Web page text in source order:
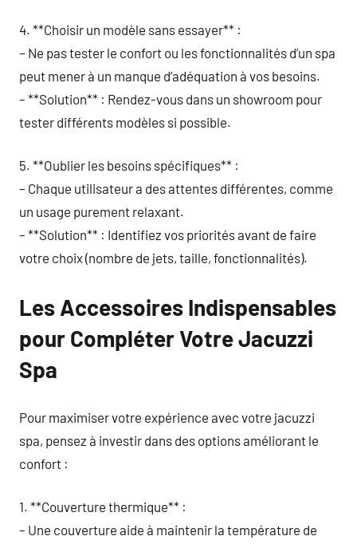
4. **Choisir un modèle sans essayer** :
– Ne pas tester le confort ou les fonctionnalités d’un spa
peut mener à un manque d’adéquation à vos besoins.
– **Solution** : Rendez-vous dans un showroom pour
tester différents modèles si possible.
5. **Oublier les besoins spécifiques** :
– Chaque utilisateur a des attentes différentes, comme
un usage purement relaxant.
– **Solution** : Identifiez vos priorités avant de faire
votre choix (nombre de jets, taille, fonctionnalités).
Les Accessoires Indispensables
pour Compléter Votre Jacuzzi
Spa
Pour maximiser votre expérience avec votre jacuzzi
spa, pensez à investir dans des options améliorant le
confort :
1. **Couverture thermique** :
– Une couverture aide à maintenir la température de